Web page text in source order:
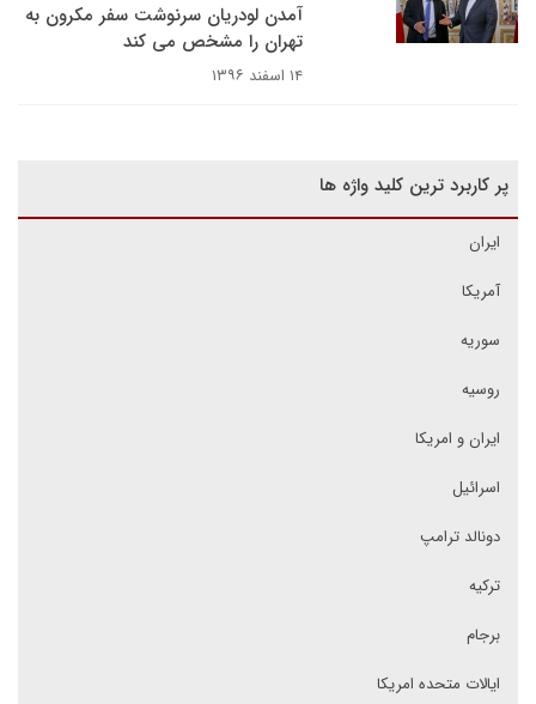
آمدن لودریان سرنوشت سفر مکرون به
تهران را مشخص می کند
۱۴ اسفند ۱۳۹۶
پر کاربرد ترین کلید واژه ها
ایران
آمریکا
سوریه
روسیه
ایران و امریکا
اسرائیل
دونالد ترامپ
ترکیه
برجام
ایالات متحده امریکا